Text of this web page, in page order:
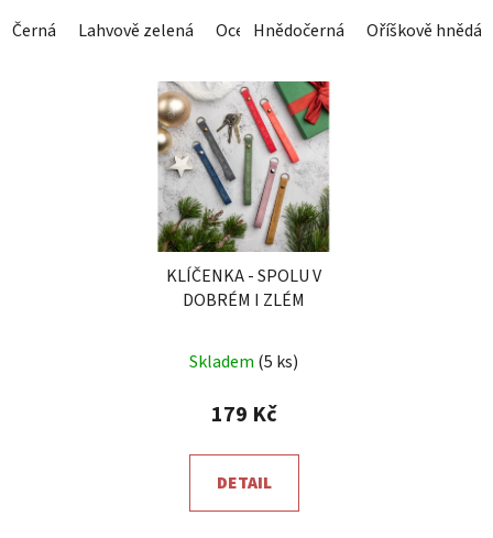
Černá Lahvově zelená Ocelová šedá Královsky modrá
Hnědočerná Oříškově hnědá
KLÍČENKA - SPOLU V
DOBRÉM I ZLÉM
hodnocení
produktu
5,0
z
Skladem (5 ks)
179 Kč
DETAIL